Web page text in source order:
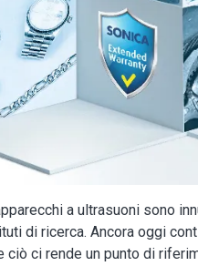
a ultrasuoni sono
di ricerca. Ancora oggi
ciò ci rende un punto di